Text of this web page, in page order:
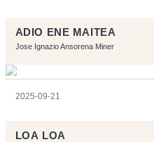
ADIO ENE MAITEA
Jose Ignazio Ansorena Miner
2025-09-21
LOA LOA